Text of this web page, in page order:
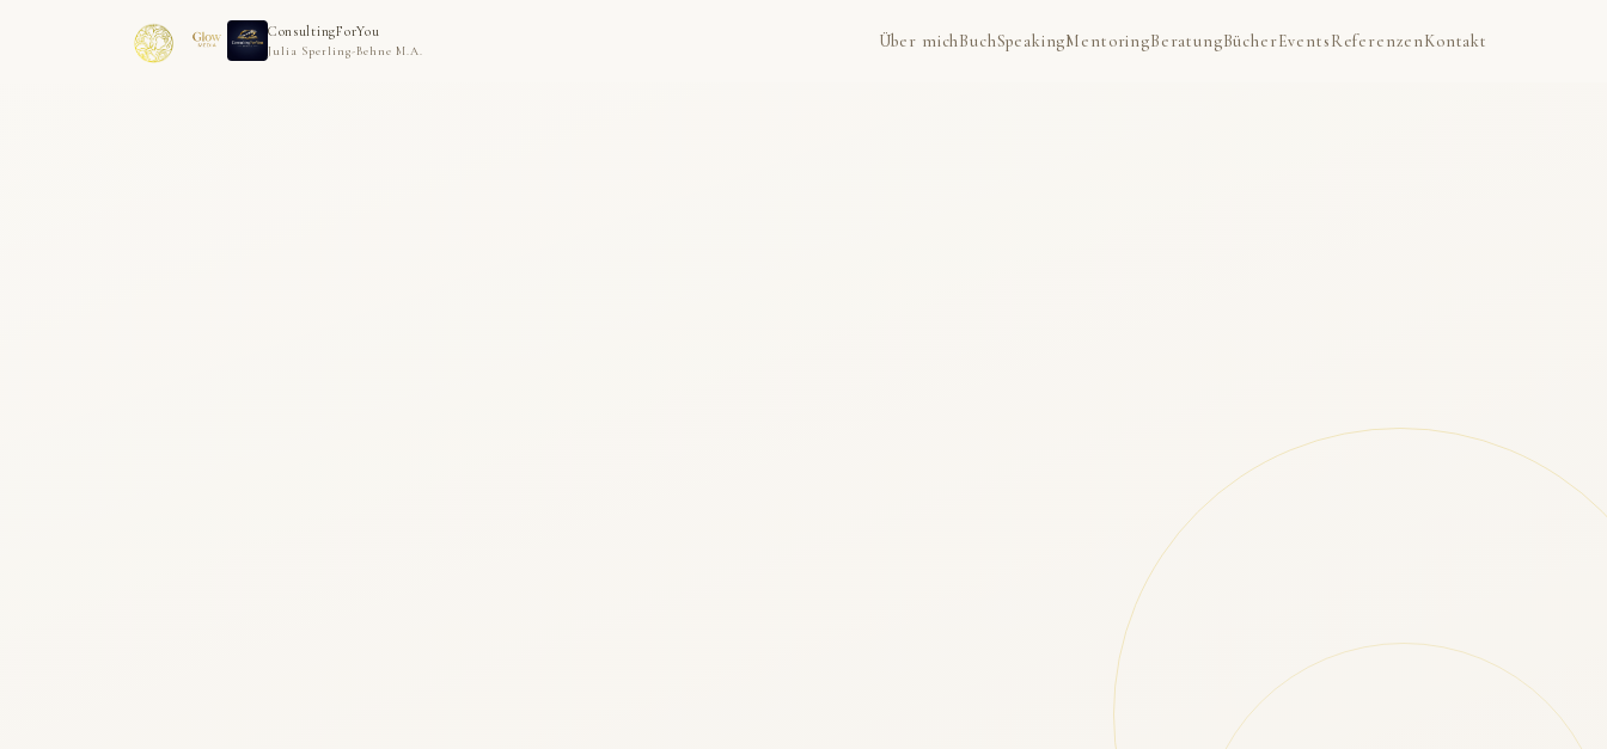
ConsultingForYou
Julia Sperling-Behne M.A.
Über michBuchSpeakingMentoringBeratungBücherEventsReferenzenKontakt